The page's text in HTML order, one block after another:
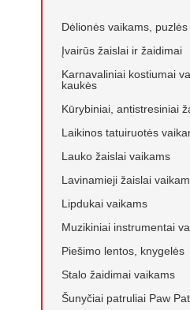
Dėlionės vaikams, puzlės
Įvairūs žaislai ir žaidimai
Karnavaliniai kostiumai
kaukės
Kūrybiniai, antistresiniai
Laikinos tatuiruotės
Lauko žaislai vaikams
Lavinamieji žaislai
Lipdukai vaikams
Muzikiniai instrumentai
Piešimo lentos, knygelės
Stalo žaidimai vaikams
Šunyčiai patruliai Paw